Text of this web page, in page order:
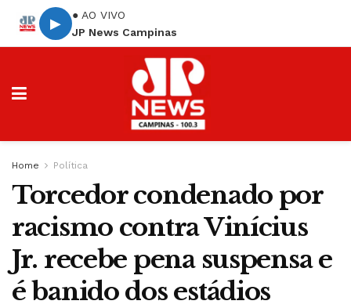
▶
● AO VIVO
JP News Campinas
Home Política
Torcedor condenado por
racismo contra Vinícius
Jr. recebe pena suspensa e
é banido dos estádios